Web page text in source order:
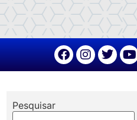
Pesquisar